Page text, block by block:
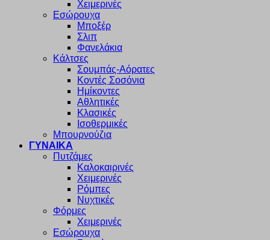
Χειμερινές
Εσώρουχα
Μποξέρ
Σλιπ
Φανελάκια
Κάλτσες
Σουμπάς-Αόρατες
Κοντές Σοσόνια
Ημίκοντες
Αθλητικές
Κλασικές
Ισοθερμικές
Μπουρνούζια
ΓΥΝΑΙΚΑ
Πυτζάμες
Καλοκαιρινές
Χειμερινές
Ρόμπες
Νυχτικές
Φόρμες
Χειμερινές
Εσώρουχα